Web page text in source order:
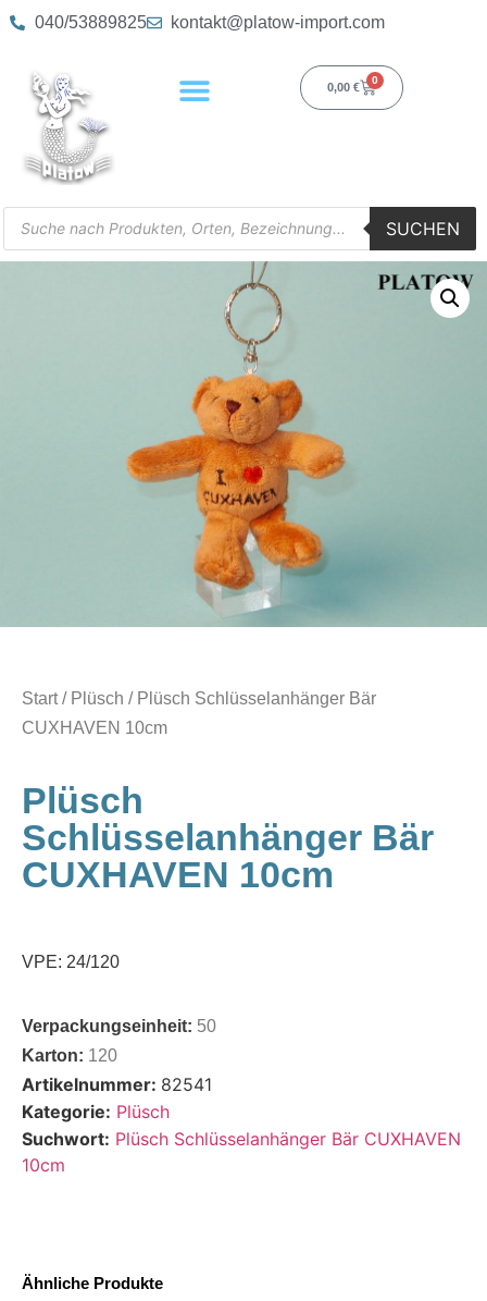
040/53889825 kontakt@platow-import.com
0,00 €
0
SUCHEN
Start/ Plüsch / Plüsch Schlüsselanhänger Bär
CUXHAVEN 10cm
Plüsch
Schlüsselanhänger Bär
CUXHAVEN 10cm
VPE: 24/120
Verpackungseinheit: 50
Karton: 120
Artikelnummer: 82541
Kategorie: Plüsch
Suchwort: Plüsch Schlüsselanhänger Bär CUXHAVEN
10cm
Ähnliche Produkte